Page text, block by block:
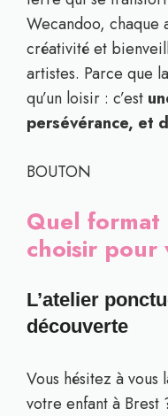
Wecandoo, chaque
créativité et
artistes. Parce que
qu’un loisir : c’est
persévérance, et
BOUTON
Quel format
choisir pour
L’atelier
découverte
Vous hésitez à
votre enfant à Brest